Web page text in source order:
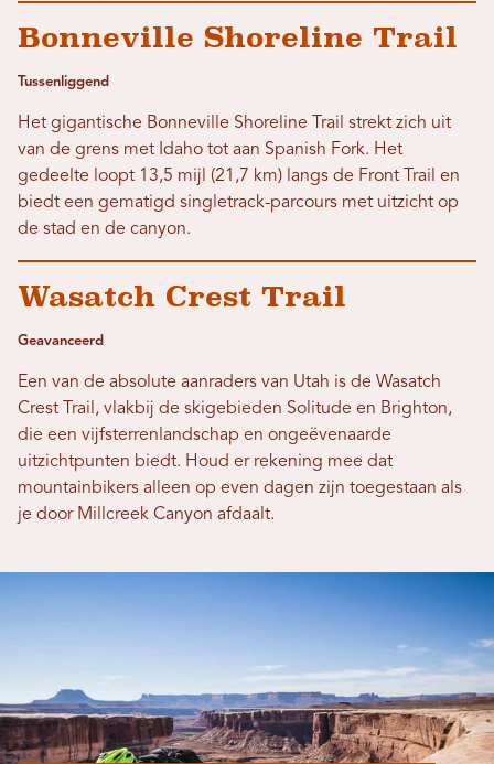
Bonneville Shoreline Trail
Tussenliggend
Het gigantische Bonneville Shoreline Trail strekt zich uit
van de grens met Idaho tot aan Spanish Fork. Het
gedeelte loopt 13,5 mijl (21,7 km) langs de Front Trail en
biedt een gematigd singletrack-parcours met uitzicht op
de stad en de canyon.
Wasatch Crest Trail
Geavanceerd
Een van de absolute aanraders van Utah is de Wasatch
Crest Trail, vlakbij de skigebieden Solitude en Brighton,
die een vijfsterrenlandschap en ongeëvenaarde
uitzichtpunten biedt. Houd er rekening mee dat
mountainbikers alleen op even dagen zijn toegestaan ​​als
je door Millcreek Canyon afdaalt.